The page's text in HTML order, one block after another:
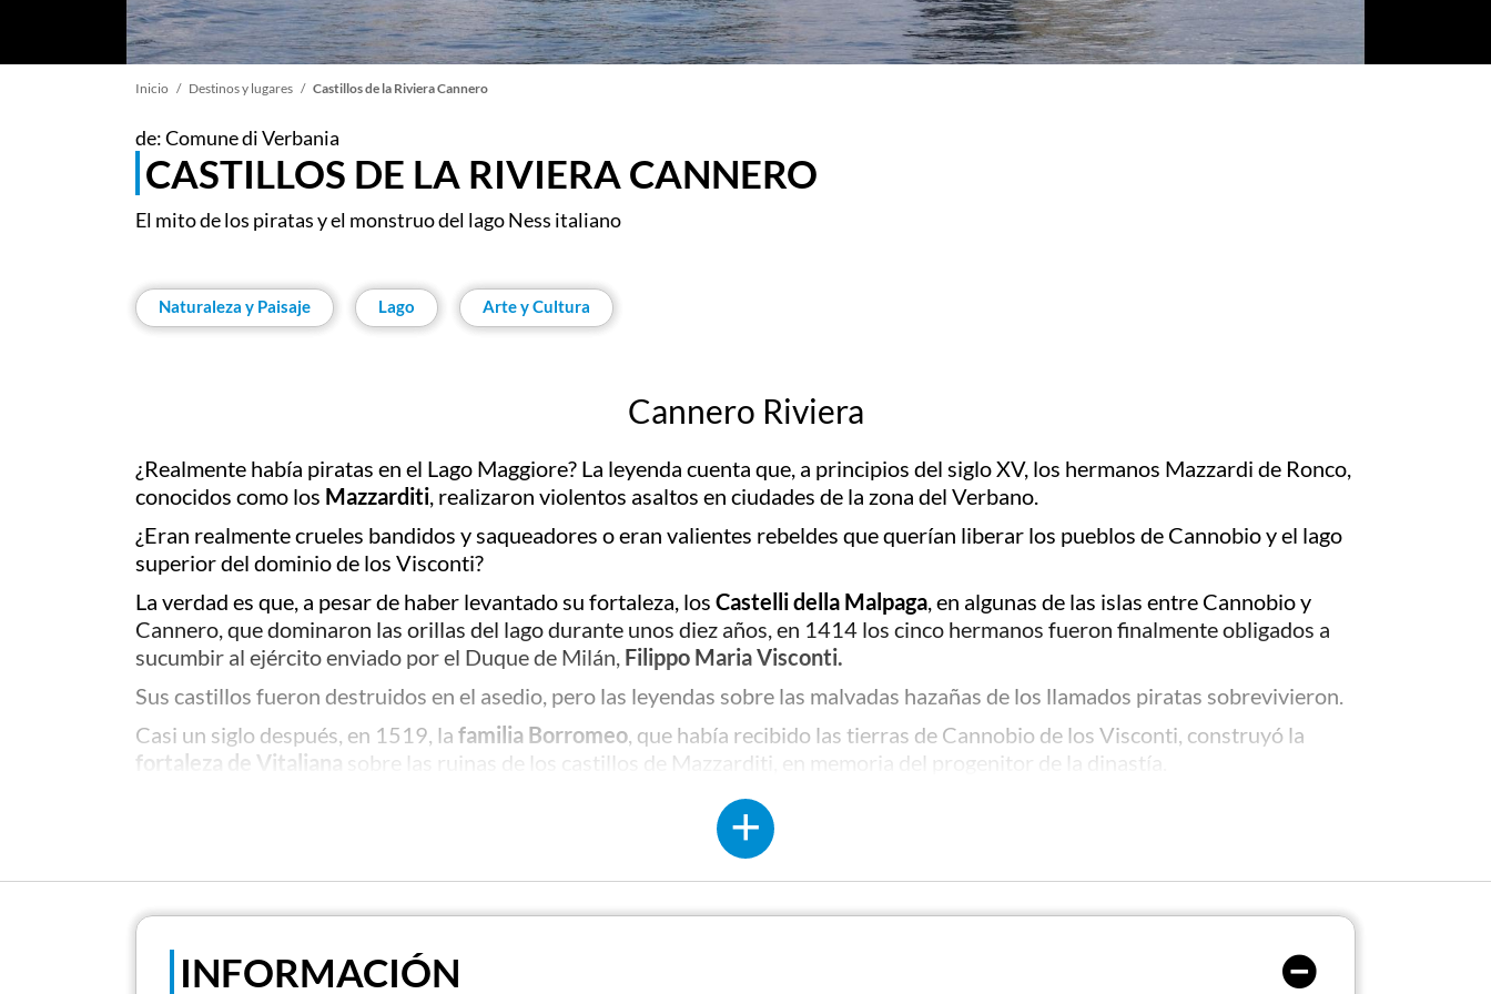
Sobrescribir
enlaces
de
ayuda
a
navegación
Inicio Destinos y lugares Castillos de la Riviera Cannero
de: Comune di Verbania
CASTILLOS DE LA RIVIERA CANNERO
El mito de los piratas y el monstruo del lago Ness italiano
Naturaleza y Paisaje Lago Arte y Cultura
Cannero Riviera
¿Realmente había piratas en el Lago Maggiore? La leyenda cuenta que, a principios del siglo XV, los hermanos Mazzardi de Ronco,
conocidos como los Mazzarditi, realizaron violentos asaltos en ciudades de la zona del Verbano.
¿Eran realmente crueles bandidos y saqueadores o eran valientes rebeldes que querían liberar los pueblos de Cannobio y el lago
superior del dominio de los Visconti?
La verdad es que, a pesar de haber levantado su fortaleza, los Castelli della Malpaga, en algunas de las islas entre Cannobio y
Cannero, que dominaron las orillas del lago durante unos diez años, en 1414 los cinco hermanos fueron finalmente obligados a
sucumbir al ejército enviado por el Duque de Milán, Filippo Maria Visconti.
Sus castillos fueron destruidos en el asedio, pero las leyendas sobre las malvadas hazañas de los llamados piratas sobrevivieron.
Casi un siglo después, en 1519, la familia Borromeo, que había recibido las tierras de Cannobio de los Visconti, construyó la
fortaleza de Vitaliana sobre las ruinas de los castillos de Mazzarditi, en memoria del progenitor de la dinastía.
La impresionante vista de los restos de esta fortaleza que hoy vemos surgir de las aguas es una de las imágenes más icónicas del
Lago Maggiore; la fortificación fue abandonada en el siglo XVIII y, con el tiempo, cayó en ruina.
Actualmente se están llevando a cabo renovaciones para restaurar los Castillos de Cannero a su antigua gloria, ya que todavía
Madonna creada por Giannino Castiglioni.
Otro hecho fascinante relacionado con la historia de los castillos es el de los extraños avistamientos, similares a los del Lago
INFORMACIÓN